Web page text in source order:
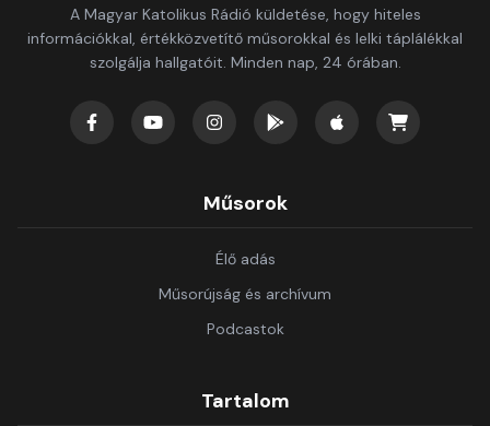
A Magyar Katolikus Rádió küldetése, hogy hiteles
információkkal, értékközvetítő műsorokkal és lelki táplálékkal
szolgálja hallgatóit. Minden nap, 24 órában.
Műsorok
Élő adás
Műsorújság és archívum
Podcastok
Tartalom